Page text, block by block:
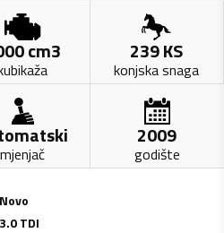
cm3 239KS
konjska snaga
mjenjač
2009
godište
Novo
3.0 TDI